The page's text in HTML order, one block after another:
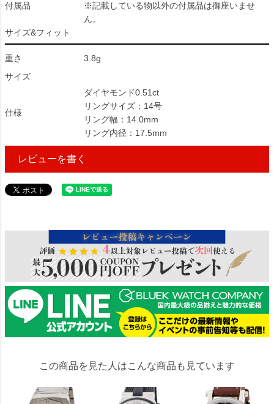
付属品
※記載している物以外の付属品は御座いませ
ん。
サイズ&フィット
重さ
3.8g
サイズ
仕様
ダイヤモンド0.51ct
リングサイズ：14号
リング幅：14.0mm
リング内径：17.5mm
レビューを書く
この商品を見た人はこんな商品も見ています